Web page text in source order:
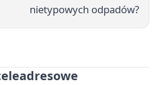
nietypowych odpadów?